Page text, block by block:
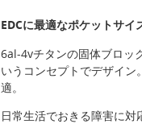
EDCに最適なポケットサイ
6al-4vチタンの固体ブロッ
いうコンセプトでデザイ
適。
日常生活でおきる障害に